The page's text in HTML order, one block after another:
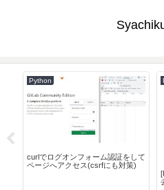
Python
curlでログオンフォーム認証をして
ページへアクセス(csrfにも対策)